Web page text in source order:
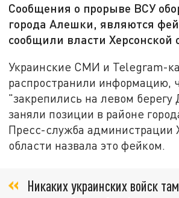
Сообщения о прорыве ВСУ
города Алешки, являются
сообщили власти Херсонской
Украинские СМИ и Telegram-
распространили информацию,
"закрепились на левом берегу
заняли позиции в районе
Пресс-служба администрации
области назвала это фейком.
Никаких украинских войск